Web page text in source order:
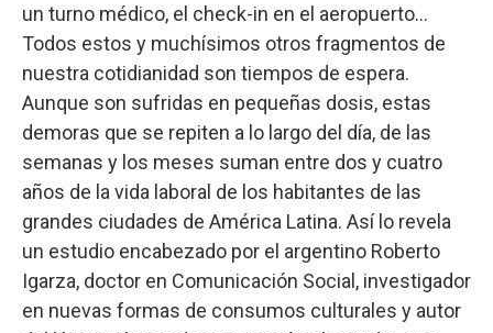
un turno médico, el check-in en el aeropuerto...
Todos estos y muchísimos otros fragmentos de
nuestra cotidianidad son tiempos de espera.
Aunque son sufridas en pequeñas dosis, estas
demoras que se repiten a lo largo del día, de las
semanas y los meses suman entre dos y cuatro
años de la vida laboral de los habitantes de las
grandes ciudades de América Latina. Así lo revela
un estudio encabezado por el argentino Roberto
Igarza, doctor en Comunicación Social, investigador
en nuevas formas de consumos culturales y autor